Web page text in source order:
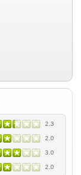
2.3
2.0
3.0
2.0